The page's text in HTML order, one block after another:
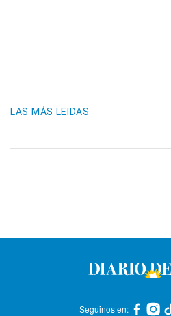
LAS MÁS LEIDAS
Seguinos en: